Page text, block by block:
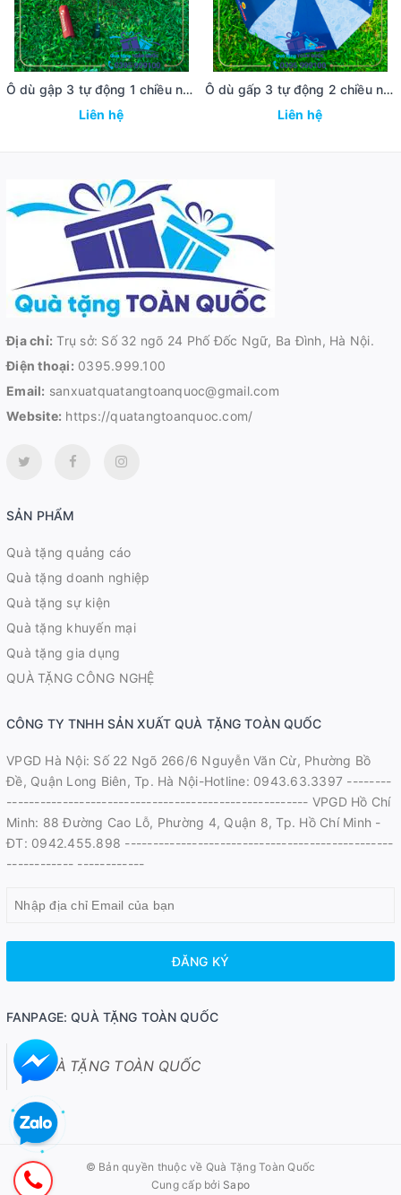
Ô dù gập 3 tự động 1 chiều ngân hàng Agribank
Liên hệ
Ô dù gấp 3 tự động 2 chiều ngân hàng Vietbank
Liên hệ
Địa chỉ: Trụ sở: Số 32 ngõ 24 Phố Đốc Ngữ, Ba Đình, Hà Nội.
Điện thoại: 0395.999.100
Email: sanxuatquatangtoanquoc@gmail.com
Website: https://quatangtoanquoc.com/
SẢN PHẨM
Quà tặng quảng cáo
Quà tặng doanh nghiệp
Quà tặng sự kiện
Quà tặng khuyến mại
Quà tặng gia dụng
QUÀ TẶNG CÔNG NGHỆ
CÔNG TY TNHH SẢN XUẤT QUÀ TẶNG TOÀN QUỐC
VPGD Hà Nội: Số 22 Ngõ 266/6 Nguyễn Văn Cừ, Phường Bồ
Đề, Quận Long Biên, Tp. Hà Nội-Hotline: 0943.63.3397 --------
------------------------------------------------------ VPGD Hồ Chí
Minh: 88 Đường Cao Lỗ, Phường 4, Quận 8, Tp. Hồ Chí Minh -
ĐT: 0942.455.898 ------------------------------------------------
------------ ------------
ĐĂNG KÝ
FANPAGE: QUÀ TẶNG TOÀN QUỐC
QUÀ TẶNG TOÀN QUỐC
© Bản quyền thuộc về Quà Tặng Toàn Quốc
Cung cấp bởi Sapo